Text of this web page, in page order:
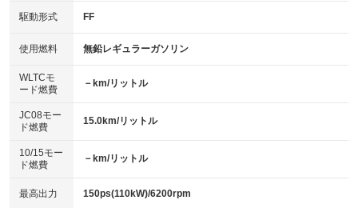
USB入力端子
：装備なし
100V電源
：装備なし
センターデフロック
：装備なし
電動格納ミラー
：装備なし
HID(キセノンライト)
バックカメラ
エアロ
：装備なし
ローダウン
：装備なし
ベンチシート
：装備あり
チップアップシート
：装備あり
駆動形式 FF
使用燃料 無鉛レギュラーガソリン
WLTCモ
ード燃費
－km/リットル
JC08モー
ド燃費
15.0km/リットル
10/15モー
ド燃費
－km/リットル
最高出力 150ps(110kW)/6200rpm